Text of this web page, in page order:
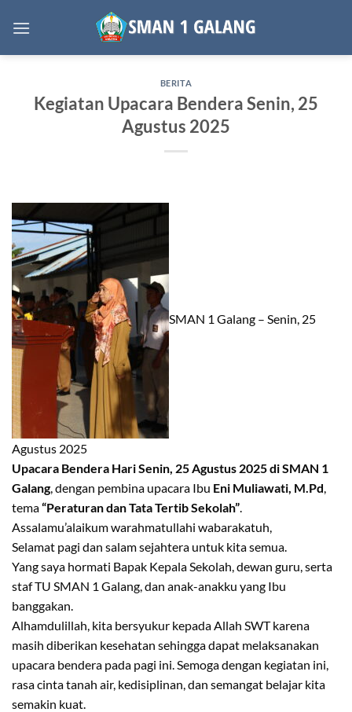
BERITA
Kegiatan Upacara Bendera Senin, 25
Agustus 2025
SMAN 1 Galang – Senin, 25
Agustus 2025
Upacara Bendera Hari Senin, 25 Agustus 2025 di SMAN 1
Galang, dengan pembina upacara Ibu Eni Muliawati, M.Pd
tema“Peraturan dan Tata Tertib Sekolah”
Assalamu’alaikum warahmatullahi wabarakatuh,
Selamat pagi dan salam sejahtera untuk kita semua.
Yang saya hormati Bapak Kepala Sekolah, dewan guru, serta
staf TU SMAN 1 Galang, dan anak-anakku yang Ibu
banggakan.
Alhamdulillah, kita bersyukur kepada Allah SWT karena
masih diberikan kesehatan sehingga dapat melaksanakan
upacara bendera pada pagi ini. Semoga dengan kegiatan ini,
rasa cinta tanah air, kedisiplinan, dan semangat belajar kita
semakin kuat.